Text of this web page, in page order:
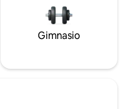
Gimnasio